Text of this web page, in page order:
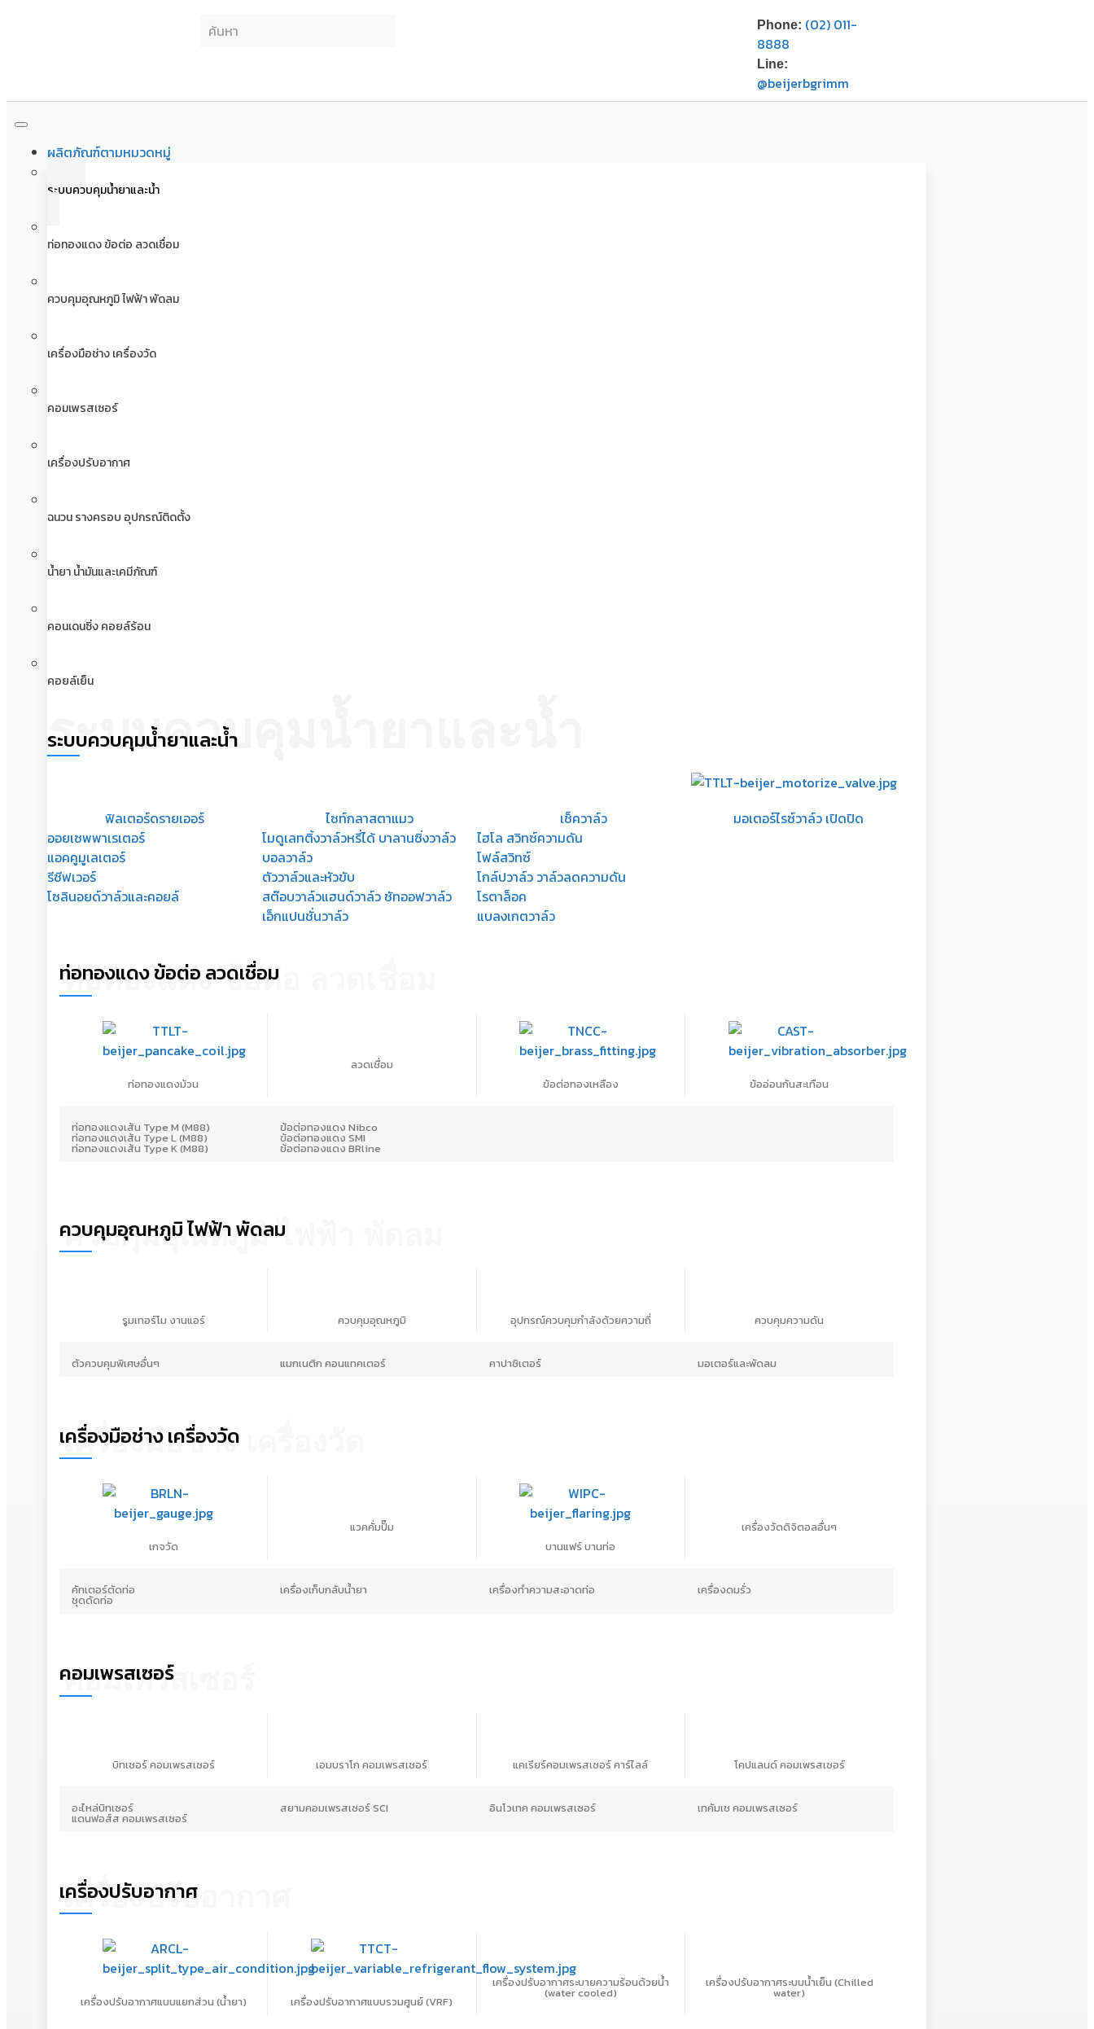
Phone: (02) 011-
8888
Line:
@beijerbgrimm
ผลิตภัณฑ์ตามหมวดหมู่
ระบบควบคุมน้ำยาและน้ำ
ท่อทองแดง ข้อต่อ ลวดเชื่อม
ควบคุมอุณหภูมิ ไฟฟ้า พัดลม
เครื่องมือช่าง เครื่องวัด
คอมเพรสเซอร์
เครื่องปรับอากาศ
ฉนวน รางครอบ อุปกรณ์ติดตั้ง
น้ำยา น้ำมันและเคมีภัณฑ์
คอนเดนซิ่ง คอยล์ร้อน
คอยล์เย็น
ระบบควบคุมน้ำยาและน้ำ
ระบบควบคุมน้ำยาและน้ำ
ฟิลเตอร์ดรายเออร์ ไซท์กลาสตาแมว เช็ควาล์ว
มอเตอร์ไรซ์วาล์ว เปิดปิด
ออยเซพพาเรเตอร์
แอคคูมูเลเตอร์
รีซีฟเวอร์
โซลินอยด์วาล์วและคอยล์
โมดูเลทติ้งวาล์วหรี่ได้ บาลานซิ่งวาล์ว
บอลวาล์ว
ตัววาล์วและหัวขับ
สต๊อบวาล์วแฮนด์วาล์ว ชัทออฟวาล์ว
เอ็กแปนชั่นวาล์ว
ไฮโล สวิทซ์ความดัน
โฟล์สวิทซ์
โกล์ปวาล์ว วาล์วลดความดัน
โรตาล็อค
แบลงเกตวาล์ว
ท่อทองแดง ข้อต่อ ลวดเชื่อม
ท่อทองแดง ข้อต่อ ลวดเชื่อม
ท่อทองแดงม้วน
ลวดเชื่อม
ข้อต่อทองเหลือง
ข้ออ่อนกันสะเทือน
ท่อทองแดงเส้น Type M (M88)
ท่อทองแดงเส้น Type L (M88)
ท่อทองแดงเส้น Type K (M88)
ข้อต่อทองแดง Nibco
ข้อต่อทองแดง SMI
ข้อต่อทองแดง BRline
ควบคุมอุณหภูมิ ไฟฟ้า พัดลม
ควบคุมอุณหภูมิ ไฟฟ้า พัดลม
รูมเทอร์โม งานแอร์ ควบคุมอุณหภูมิ อุปกรณ์ควบคุมกำลังด้วยความถี่ ควบคุมความดัน
ตัวควบคุมพิเศษอื่นๆ แมกเนติก คอนแทคเตอร์ คาปาซิเตอร์ มอเตอร์และพัดลม
เครื่องมือช่าง เครื่องวัด
เครื่องมือช่าง เครื่องวัด
เกจวัด
แวคคั่มปั๊ม
บานแฟร์ บานท่อ
เครื่องวัดดิจิตอลอื่นๆ
คัทเตอร์ตัดท่อ
ชุดดัดท่อ
เครื่องเก็บกลับน้ำยา เครื่องทำความสะอาดท่อ เครื่องดมรั่ว
คอมเพรสเซอร์
คอมเพรสเซอร์
บิทเซอร์ คอมเพรสเซอร์ เอมบราโก คอมเพรสเซอร์ แคเรียร์คอมเพรสเซอร์ คาร์ไลล์ โคปแลนด์ คอมเพรสเซอร์
อะไหล่บิทเซอร์
แดนฟอส์ส คอมเพรสเซอร์
สยามคอมเพรสเซอร์ SCI อินโวเทค คอมเพรสเซอร์ เทคัมเช คอมเพรสเซอร์
เครื่องปรับอากาศ
เครื่องปรับอากาศ
เครื่องปรับอากาศแบบแยกส่วน (น้ำยา) เครื่องปรับอากาศแบบรวมศูนย์ (VRF)
เครื่องปรับอากาศระบายความร้อนด้วยน้ำ
(water cooled)
เครื่องปรับอากาศระบบน้ำเย็น (Chilled
water)